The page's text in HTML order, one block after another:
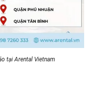
tại Arental Vietnam